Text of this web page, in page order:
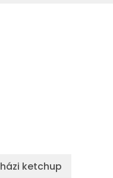
házi ketchup